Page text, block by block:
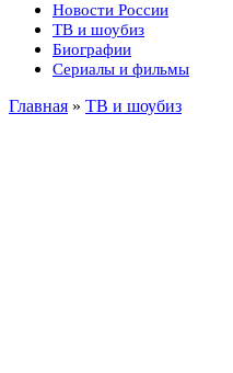
Новости России
ТВ и шоубиз
Биографии
Сериалы и фильмы
Главная » ТВ и шоубиз